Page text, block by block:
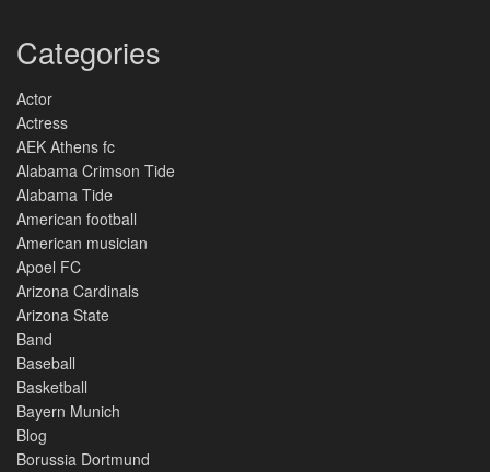
Categories
Actor
Actress
AEK Athens fc
Alabama Crimson Tide
Alabama Tide
American football
American musician
Apoel FC
Arizona Cardinals
Arizona State
Band
Baseball
Basketball
Bayern Munich
Blog
Borussia Dortmund